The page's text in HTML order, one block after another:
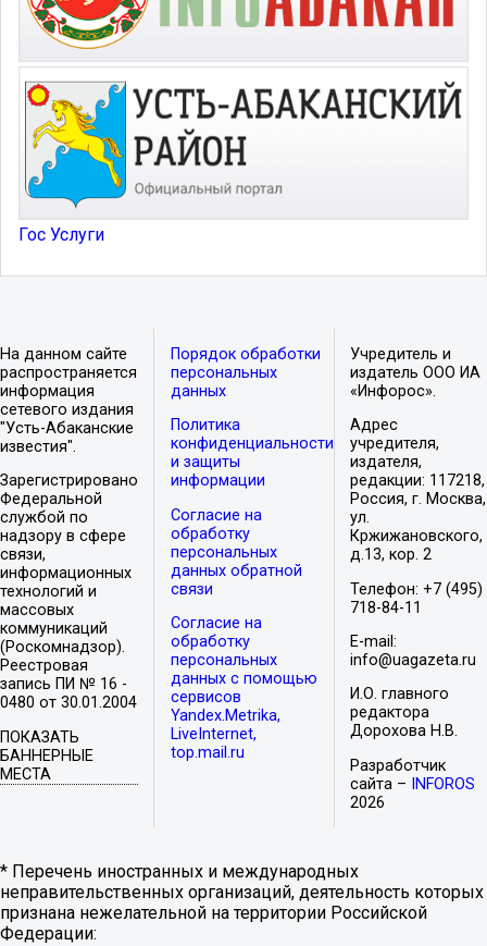
Гос Услуги
На данном сайте
распространяется
информация
сетевого издания
"Усть-Абаканские
известия".
Зарегистрировано
Федеральной
службой по
надзору в сфере
связи,
информационных
технологий и
массовых
коммуникаций
(Роскомнадзор).
Реестровая
запись ПИ № 16 -
0480 от 30.01.2004
ПОКАЗАТЬ
БАННЕРНЫЕ
МЕСТА
Порядок обработки
персональных
данных
Политика
конфиденциальности
и защиты
информации
Согласие на
обработку
персональных
данных обратной
связи
Согласие на
обработку
персональных
данных с помощью
сервисов
Yandex.Metrika,
LiveInternet,
top.mail.ru
Учредитель и
издатель ООО ИА
«Инфорос».
Адрес
учредителя,
издателя,
редакции: 117218,
Россия, г. Москва,
ул.
Кржижановского,
д.13, кор. 2
Телефон: +7 (495)
718-84-11
E-mail:
info@uagazeta.ru
И.О. главного
редактора
Дорохова Н.В.
Разработчик
сайта –
INFOROS
2026
* Перечень иностранных и международных
неправительственных организаций, деятельность которых
признана нежелательной на территории Российской
Федерации: